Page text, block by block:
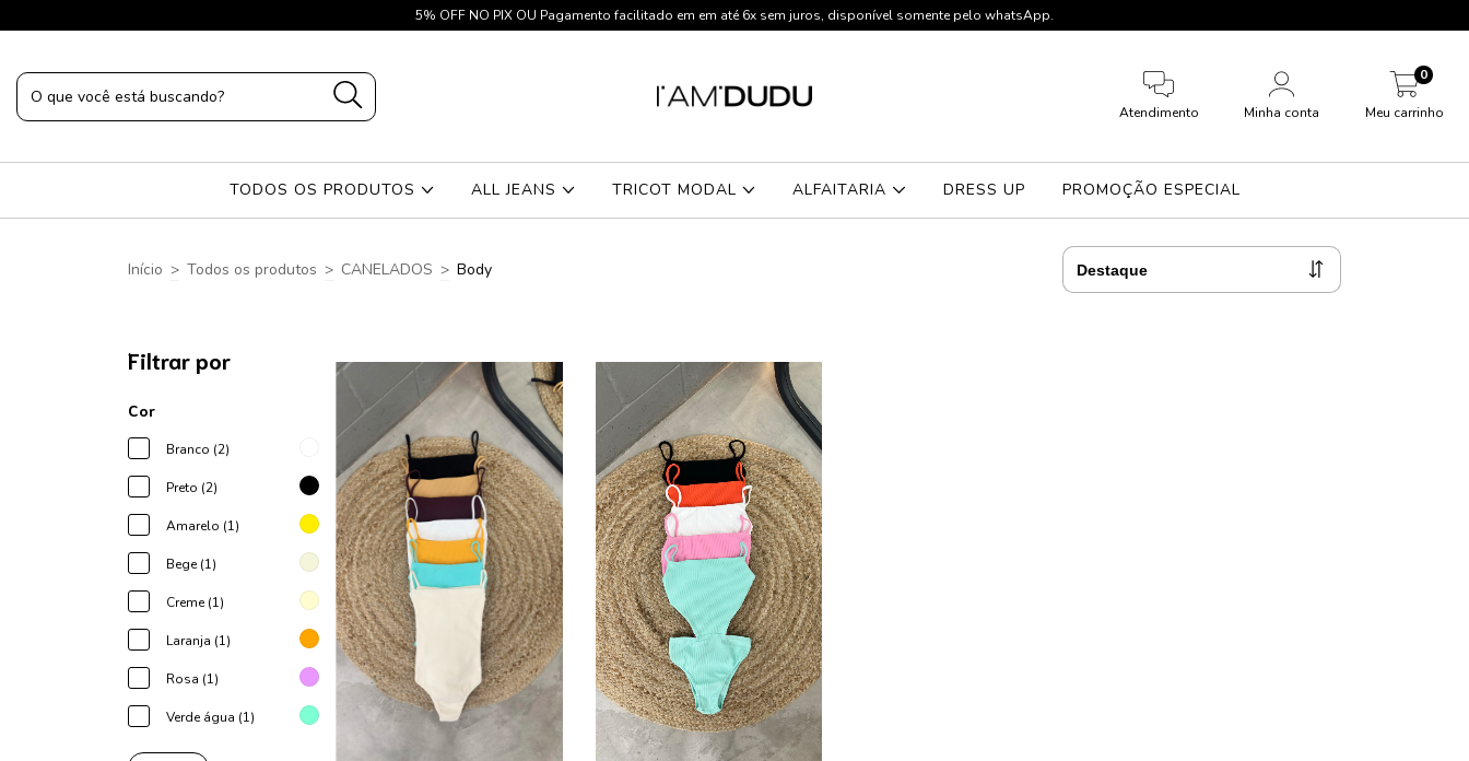
5% OFF NO PIX OU Pagamento facilitado em em até 6x sem juros, disponível somente pelo whatsApp.
Atendimento Minha conta Meu carrinho
0
TODOS OS PRODUTOS ALL JEANS TRICOT MODAL ALFAITARIA DRESS UP PROMOÇÃO ESPECIAL
Início > Todos os produtos > CANELADOS > Body
Filtrar por
Cor
Branco (2)
Preto (2)
Amarelo (1)
Bege (1)
Creme (1)
Laranja (1)
Rosa (1)
Verde água (1)